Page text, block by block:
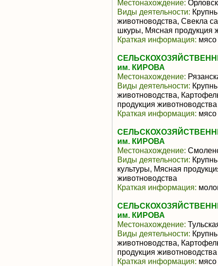
Местонахождение:
Виды деятельности:
животноводства, Свекла
шкуры, Мясная продукция
Краткая информация: мясо
им. КИРОВА
Местонахождение:
Виды деятельности:
животноводства,
продукция животноводства
Краткая информация: мясо
им. КИРОВА
Местонахождение:
Виды деятельности:
культуры, Мясная
животноводства
Краткая информация:
им. КИРОВА
Местонахождение:
Виды деятельности:
животноводства,
продукция животноводства
Краткая информация: мясо